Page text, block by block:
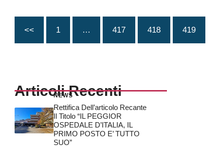
<< 1 … 417 418 419
Articoli Recenti
NEWS
Rettifica Dell’articolo Recante
Il Titolo “IL PEGGIOR
OSPEDALE D’ITALIA, IL
PRIMO POSTO E’ TUTTO
SUO”